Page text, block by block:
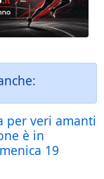
per veri amanti
è in
19